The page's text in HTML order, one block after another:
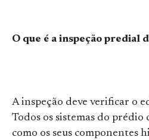
O que é a inspeção predial
A inspeção deve verificar o
Todos os sistemas do prédio
como os seus componentes